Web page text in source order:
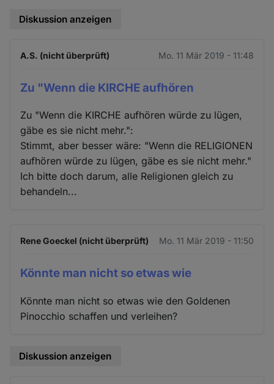
Diskussion anzeigen
A.S. (nicht überprüft) Mo. 11 Mär 2019 - 11:48
Zu "Wenn die KIRCHE aufhören
Zu "Wenn die KIRCHE aufhören würde zu lügen,
gäbe es sie nicht mehr.":
Stimmt, aber besser wäre: "Wenn die RELIGIONEN
aufhören würde zu lügen, gäbe es sie nicht mehr."
Ich bitte doch darum, alle Religionen gleich zu
behandeln...
Rene Goeckel (nicht überprüft) Mo. 11 Mär 2019 - 11:50
Könnte man nicht so etwas wie
Könnte man nicht so etwas wie den Goldenen
Pinocchio schaffen und verleihen?
Diskussion anzeigen